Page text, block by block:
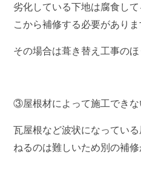
劣化している下地は腐食し
こから補修する必要がありま
その場合は葺き替え工事の
③屋根材によって施工できな
瓦屋根など波状になってい
ねるのは難しいため別の補修